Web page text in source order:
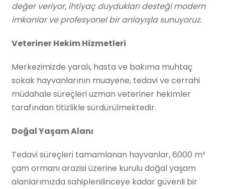
değer veriyor, ihtiyaç duydukları desteği modern
imkanlar ve profesyonel bir anlayışla sunuyoruz.
Veteriner Hekim Hizmetleri
Merkezimizde yaralı, hasta ve bakıma muhtaç
sokak hayvanlarının muayene, tedavi ve cerrahi
müdahale süreçleri uzman veteriner hekimler
tarafından titizlikle sürdürülmektedir.
Doğal Yaşam Alanı
Tedavi süreçleri tamamlanan hayvanlar, 6000 m²
çam ormanı arazisi üzerine kurulu doğal yaşam
alanlarımızda sahiplenilinceye kadar güvenli bir